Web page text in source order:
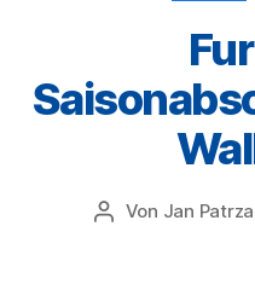
Beitragsautor
Von Jan